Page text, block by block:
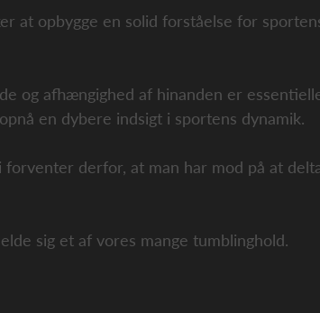
at opbygge en solid forståelse for
og afhængighed af hinanden er
en dybere indsigt i sportens dynamik.
derfor, at man har mod på at
sig et af vores mange tumblinghold.